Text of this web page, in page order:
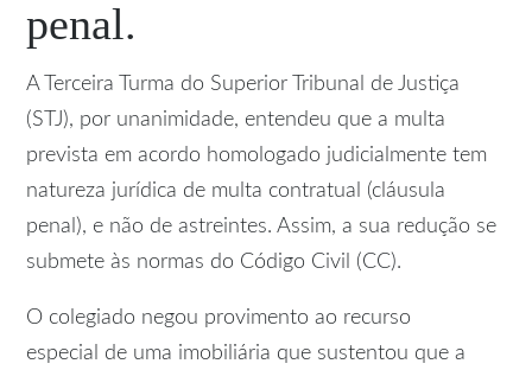
penal.
A Terceira Turma do Superior Tribunal de Justiça
(STJ), por unanimidade, entendeu que a multa
prevista em acordo homologado judicialmente tem
natureza jurídica de multa contratual (cláusula
penal), e não deastreintes. Assim, a sua redução se
submete às normas do Código Civil (CC).
O colegiado negou provimento ao recurso
especial
de uma imobiliária que sustentou que a